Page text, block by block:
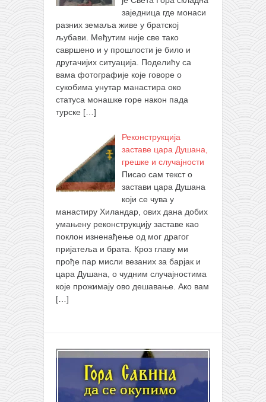
заједница где монаси
разних земаља живе у братској
љубави. Међутим није све тако
савршено и у прошлости је било и
другачијих ситуација. Поделићу са
вама фотографије које говоре о
сукобима унутар манастира око
статуса монашке горе након пада
турске […]
Реконструкција
заставе цара Душана,
грешке и случајности
Писао сам текст о
застави цара Душана
који се чува у
манастиру Хиландар, ових дана добих
умањену реконструкцију заставе као
поклон изненађење од мог драгог
пријатеља и брата. Кроз главу ми
прође пар мисли везаних за барјак и
цара Душана, о чудним случајностима
које прожимају ово дешавање. Ако вам
[…]